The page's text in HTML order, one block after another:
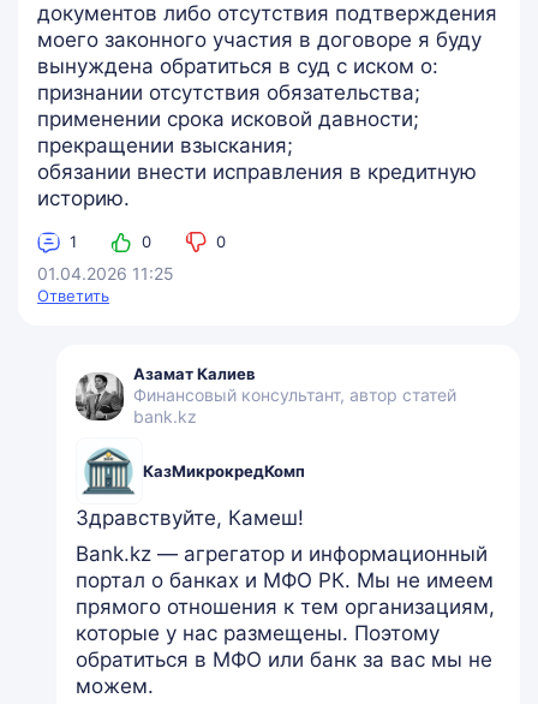
документов либо отсутствия подтверждения
моего законного участия в договоре я буду
вынуждена обратиться в суд с иском о:
признании отсутствия обязательства;
применении срока исковой давности;
прекращении взыскания;
обязании внести исправления в кредитную
историю.
1 0 0
01.04.2026 11:25
Ответить
Азамат Калиев
Финансовый консультант, автор статей
bank.kz
КазМикрокредКомп
Здравствуйте, Камеш!
Bank.kz — агрегатор и информационный
портал о банках и МФО РК. Мы не имеем
прямого отношения к тем организациям,
которые у нас размещены. Поэтому
обратиться в МФО или банк за вас мы не
можем.